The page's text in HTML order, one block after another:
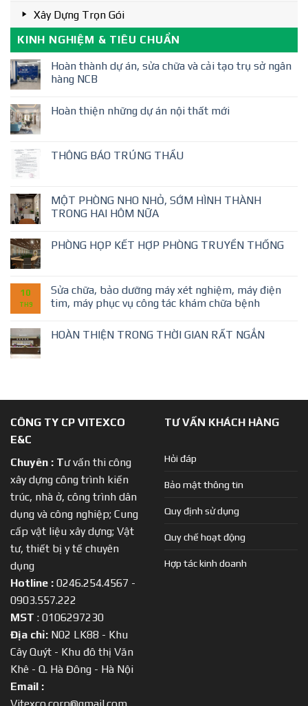
Xây Dựng Trọn Gói
KINH NGHIỆM & TIÊU CHUẨN
Hoàn thành dự án, sửa chữa và cải tạo trụ sở ngân
hàng NCB
Hoàn thiện những dự án nội thất mới
THÔNG BÁO TRÚNG THẦU
MỘT PHÒNG NHO NHỎ, SỚM HÌNH THÀNH
TRONG HAI HÔM NỮA
PHÒNG HỌP KẾT HỢP PHÒNG TRUYỀN THỐNG
10
TH9
Sửa chữa, bảo dưỡng máy xét nghiệm, máy điện
tim, máy phục vụ công tác khám chữa bệnh
HOÀN THIỆN TRONG THỜI GIAN RẤT NGẮN
CÔNG TY CP VITEXCO
E&C
Chuyên : Tư vấn thi công
xây dựng công trình kiến
trúc, nhà ở, công trình dân
dụng và công nghiệp; Cung
cấp vật liệu xây dựng; Vật
tư, thiết bị y tế chuyên
dụng
Hotline : 0246.254.4567 -
0903.557.222
MST : 0106297230
Địa chỉ: N02 LK88 - Khu
Cây Quýt - Khu đô thị Văn
Khê - Q. Hà Đông - Hà Nội
Email :
TƯ VẤN KHÁCH HÀNG
Hỏi đáp
Bảo mật thông tin
Quy định sử dụng
Quy chế hoạt động
Hợp tác kinh doanh